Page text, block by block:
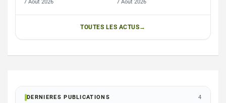
7 Août 2026 7 Août 2026
TOUTES LES ACTUS
DERNIERES PUBLICATIONS 4